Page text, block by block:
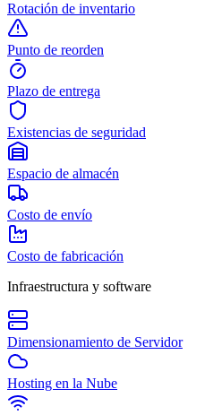
Rotación de inventario
Punto de reorden
Plazo de entrega
Existencias de seguridad
Espacio de almacén
Costo de envío
Costo de fabricación
Infraestructura y software
Dimensionamiento de Servidor
Hosting en la Nube